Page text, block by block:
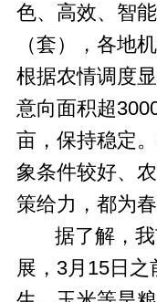
色、高效、智
（套），各地
根据农情调度
意向面积超
亩，保持稳定
象条件较好、
策给力，都为
据了解，我
展，3月15日